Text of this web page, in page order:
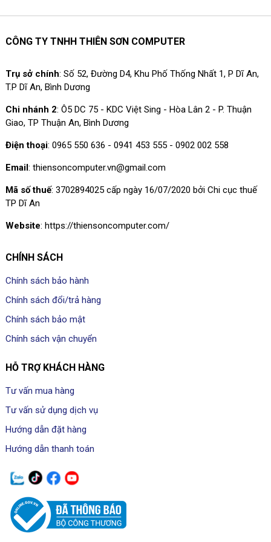
CÔNG TY TNHH THIÊN SƠN COMPUTER
Trụ sở chính: Số 52, Đường D4, Khu Phố Thống Nhất 1, P Dĩ An,
T.P Dĩ An, Bình Dương
Chi nhánh 2: Ô5 DC 75 - KDC Việt Sing - Hòa Lân 2 - P. Thuận
Giao, TP Thuận An, Bình Dương
Điện thoại: 0965 550 636 - 0941 453 555 - 0902 002 558
Email: thiensoncomputer.vn@gmail.com
Mã số thuế: 3702894025 cấp ngày 16/07/2020 bởi Chi cục thuế
TP Dĩ An
Website: https://thiensoncomputer.com/
CHÍNH SÁCH
Chính sách bảo hành
Chính sách đổi/trả hàng
Chính sách bảo mật
Chính sách vận chuyển
HỖ TRỢ KHÁCH HÀNG
Tư vấn mua hàng
Tư vấn sử dụng dịch vụ
Hướng dẫn đặt hàng
Hướng dẫn thanh toán